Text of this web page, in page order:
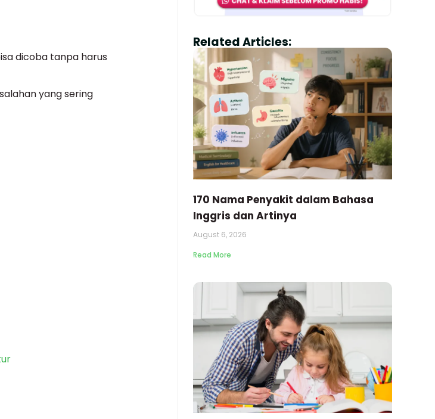
dicoba tanpa harus
yang sering
Related Articles:
170 Nama Penyakit dalam Bahasa
Inggris dan Artinya
August 6, 2026
Read More